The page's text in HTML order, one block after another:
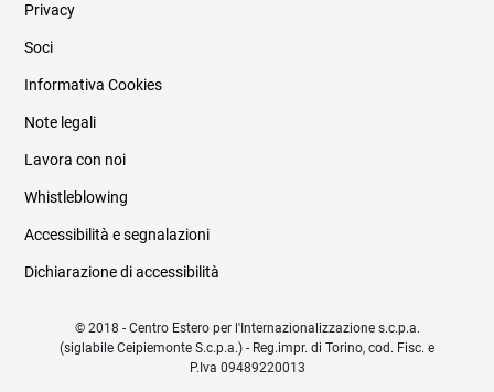
Privacy
Soci
Informativa Cookies
Note legali
Lavora con noi
Whistleblowing
Accessibilità e segnalazioni
Dichiarazione di accessibilità
© 2018 - Centro Estero per l'Internazionalizzazione s.c.p.a.
(siglabile Ceipiemonte S.c.p.a.) - Reg.impr. di Torino, cod. Fisc. e
P.Iva 09489220013